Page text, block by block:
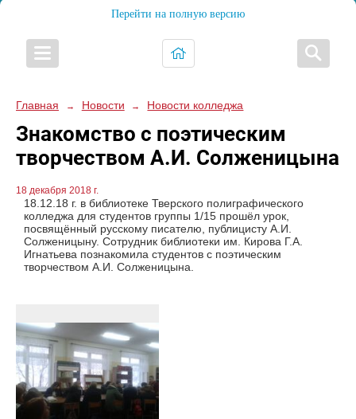
Перейти на полную версию
Главная → Новости → Новости колледжа
Знакомство с поэтическим
творчеством А.И. Солженицына
18 декабря 2018 г.
18.12.18 г. в библиотеке Тверского полиграфического
колледжа для студентов группы 1/15 прошёл урок,
посвящённый русскому писателю, публицисту А.И.
Солженицыну. Сотрудник библиотеки им. Кирова Г.А.
Игнатьева познакомила студентов с поэтическим
творчеством А.И. Солженицына.